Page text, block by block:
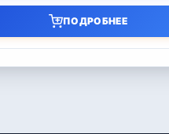
ПОДРОБНЕЕ